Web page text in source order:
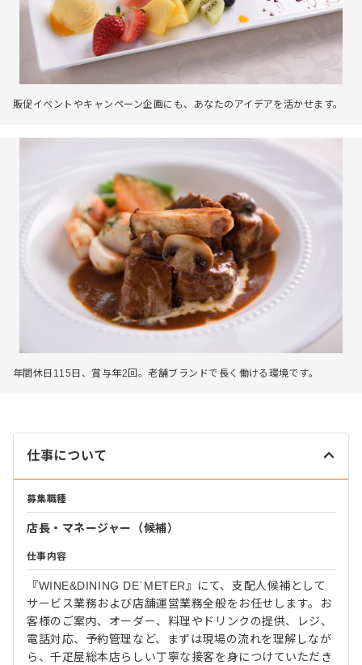
販促イベントやキャンペーン企画にも、あなたのアイデアを活かせます。
年間休日115日、賞与年2回。老舗ブランドで長く働ける環境です。
仕事について
募集職種
店長・マネージャー（候補）
仕事内容
『WINE&DINING DE`METER』にて、支配人候補として
サービス業務および店舗運営業務全般をお任せします。お
客様のご案内、オーダー、料理やドリンクの提供、レジ、
電話対応、予約管理など、まずは現場の流れを理解しなが
ら、千疋屋総本店らしい丁寧な接客を身につけていただき